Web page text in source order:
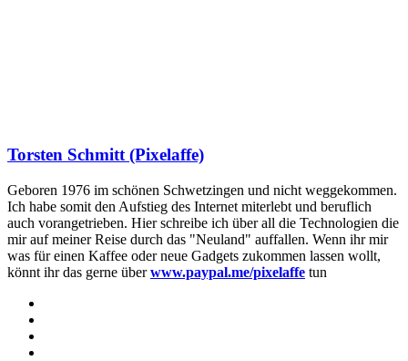
Torsten Schmitt (Pixelaffe)
Geboren 1976 im schönen Schwetzingen und nicht weggekommen.
Ich habe somit den Aufstieg des Internet miterlebt und beruflich
auch vorangetrieben. Hier schreibe ich über all die Technologien die
mir auf meiner Reise durch das "Neuland" auffallen. Wenn ihr mir
was für einen Kaffee oder neue Gadgets zukommen lassen wollt,
könnt ihr das gerne überwww.paypal.me/pixelaffe tun